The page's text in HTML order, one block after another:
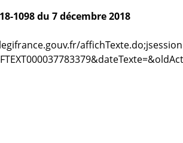
1098 du 7 décembre 2018